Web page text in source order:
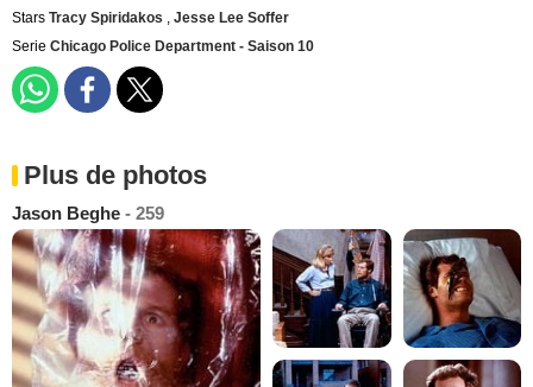
Stars Tracy Spiridakos , Jesse Lee Soffer
Serie Chicago Police Department - Saison 10
Plus de photos
Jason Beghe - 259